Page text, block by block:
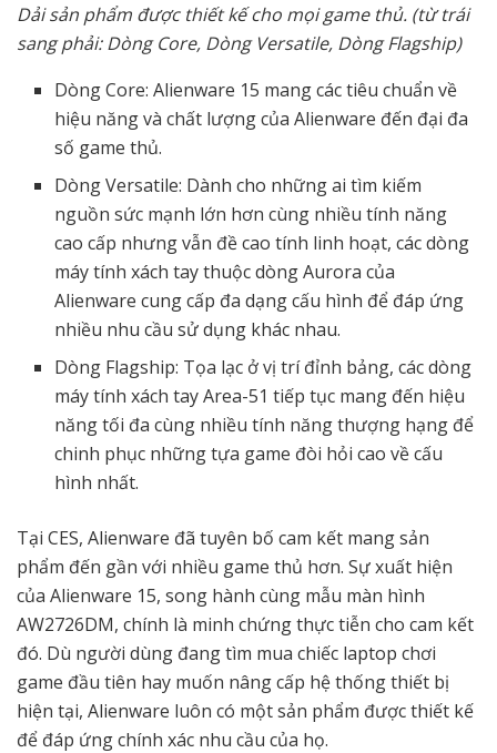
Dải sản phẩm được thiết kế cho mọi game thủ. (từ trái
sang phải: Dòng Core, Dòng Versatile, Dòng Flagship)
Dòng Core: Alienware 15 mang các tiêu chuẩn về
hiệu năng và chất lượng của Alienware đến đại đa
số game thủ.
Dòng Versatile: Dành cho những ai tìm kiếm
nguồn sức mạnh lớn hơn cùng nhiều tính năng
cao cấp nhưng vẫn đề cao tính linh hoạt, các dòng
máy tính xách tay thuộc dòng Aurora của
Alienware cung cấp đa dạng cấu hình để đáp ứng
nhiều nhu cầu sử dụng khác nhau.
Dòng Flagship: Tọa lạc ở vị trí đỉnh bảng, các dòng
máy tính xách tay Area-51 tiếp tục mang đến hiệu
năng tối đa cùng nhiều tính năng thượng hạng để
chinh phục những tựa game đòi hỏi cao về cấu
hình nhất.
Tại CES, Alienware đã tuyên bố cam kết mang sản
phẩm đến gần với nhiều game thủ hơn. Sự xuất hiện
của Alienware 15, song hành cùng mẫu màn hình
AW2726DM, chính là minh chứng thực tiễn cho cam kết
đó. Dù người dùng đang tìm mua chiếc laptop chơi
game đầu tiên hay muốn nâng cấp hệ thống thiết bị
hiện tại, Alienware luôn có một sản phẩm được thiết kế
để đáp ứng chính xác nhu cầu của họ.